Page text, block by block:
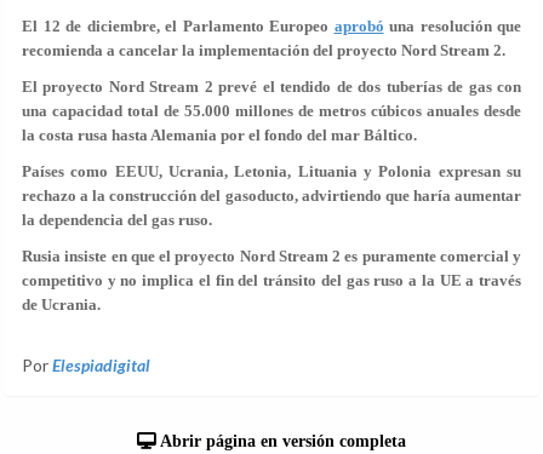
El 12 de diciembre, el Parlamento Europeo aprobó una resolución que
recomienda a cancelar la implementación del proyecto Nord Stream 2.
El proyecto Nord Stream 2 prevé el tendido de dos tuberías de gas con
una capacidad total de 55.000 millones de metros cúbicos anuales desde
la costa rusa hasta Alemania por el fondo del mar Báltico.
Países como EEUU, Ucrania, Letonia, Lituania y Polonia expresan su
rechazo a la construcción del gasoducto, advirtiendo que haría aumentar
la dependencia del gas ruso.
Rusia insiste en que el proyecto Nord Stream 2 es puramente comercial y
competitivo y no implica el fin del tránsito del gas ruso a la UE a través
de Ucrania.
PorElespiadigital
Abrir página en versión completa